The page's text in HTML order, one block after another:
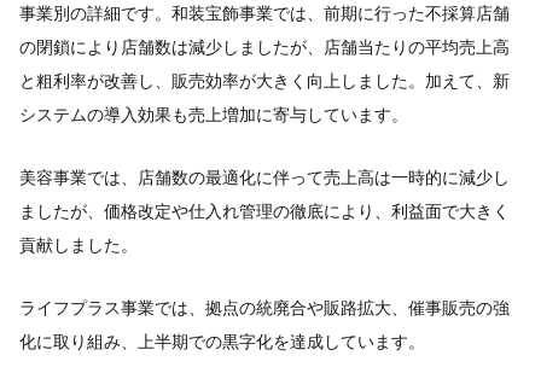
事業別の詳細です。和装宝飾事業では、前期に行った不採算店舗
の閉鎖により店舗数は減少しましたが、店舗当たりの平均売上高
と粗利率が改善し、販売効率が大きく向上しました。加えて、新
システムの導入効果も売上増加に寄与しています。
美容事業では、店舗数の最適化に伴って売上高は一時的に減少し
ましたが、価格改定や仕入れ管理の徹底により、利益面で大きく
貢献しました。
ライフプラス事業では、拠点の統廃合や販路拡大、催事販売の強
化に取り組み、上半期での黒字化を達成しています。